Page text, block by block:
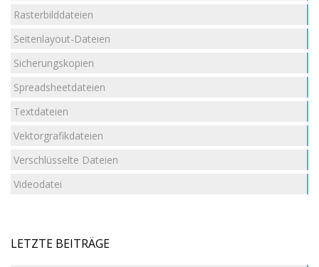
Rasterbilddateien
Seitenlayout-Dateien
Sicherungskopien
Spreadsheetdateien
Textdateien
Vektorgrafikdateien
Verschlüsselte Dateien
Videodatei
LETZTE BEITRÄGE